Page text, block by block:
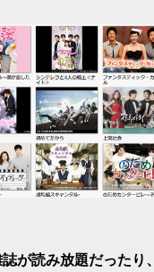
が読み放題だったり、